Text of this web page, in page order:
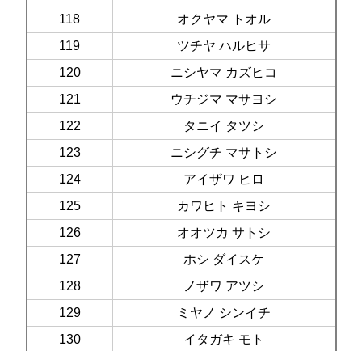
118
オクヤマ トオル
119
ツチヤ ハルヒサ
120
ニシヤマ カズヒコ
121
ウチジマ マサヨシ
122
タニイ タツシ
123
ニシグチ マサトシ
124
アイザワ ヒロ
125
カワヒト キヨシ
126
オオツカ サトシ
127
ホシ ダイスケ
128
ノザワ アツシ
129
ミヤノ シンイチ
130
イタガキ モト